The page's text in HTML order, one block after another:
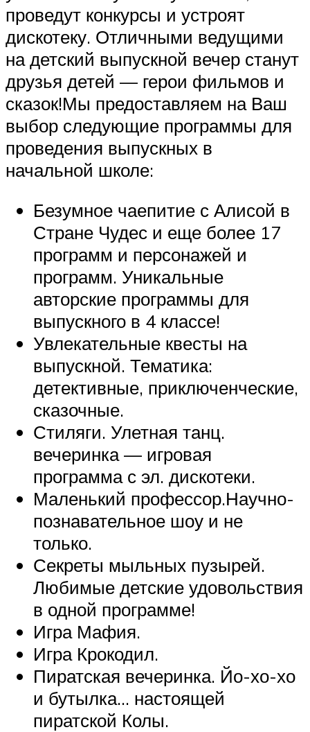
проведут конкурсы и устроят
дискотеку. Отличными ведущими
на детский выпускной вечер станут
друзья детей — герои фильмов и
сказок!Мы предоставляем на Ваш
выбор следующие программы для
проведения выпускных в
начальной школе:
Безумное чаепитие с Алисой в
Стране Чудес и еще более 17
программ и персонажей и
программ. Уникальные
авторские программы для
выпускного в 4 классе!
Увлекательные квесты на
выпускной. Тематика:
детективные, приключенческие,
сказочные.
Стиляги. Улетная танц.
вечеринка — игровая
программа с эл. дискотеки.
Маленький профессор.Научно-
познавательное шоу и не
только.
Секреты мыльных пузырей.
Любимые детские удовольствия
в одной программе!
Игра Мафия.
Игра Крокодил.
Пиратская вечеринка. Йо-хо-хо
и бутылка… настоящей
пиратской Колы.